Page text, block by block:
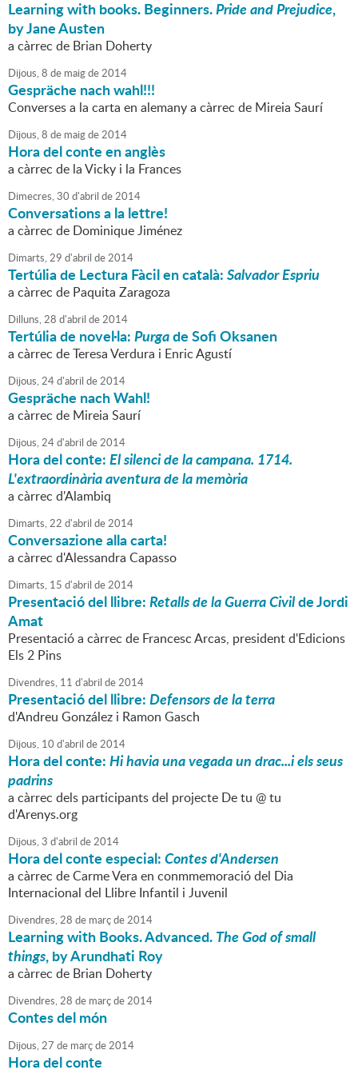
Learning with books. Beginners.Pride and Prejudice,
by Jane Austen
a càrrec de Brian Doherty
Dijous,8 de maigde2014
Gespräche nach wahl!!!
Converses a la carta en alemany a càrrec de Mireia Saurí
Dijous,8 de maigde2014
Hora del conte en anglès
a càrrec de la Vicky i la Frances
Dimecres,30 d'abril de2014
Conversations a la lettre!
a càrrec de Dominique Jiménez
Dimarts,29 d'abril de2014
Tertúlia de Lectura Fàcil en català:Salvador Espriu
a càrrec de Paquita Zaragoza
Dilluns,28 d'abril de2014
Tertúlia de novel·la:Purgade Sofi Oksanen
a càrrec de Teresa Verdura i Enric Agustí
Dijous,24d'abril de2014
Gespräche nach Wahl!
a càrrec de Mireia Saurí
Dijous,24d'abril de2014
Hora del conte:El silenci de la campana. 1714.
L'extraordinària aventura de la memòria
a càrrec d'Alambiq
Dimarts,22 d'abril de2014
Conversazione alla carta!
a càrrec d'Alessandra Capasso
Dimarts, 15 d'abril de2014
Presentació del llibre:Retalls de la Guerra Civilde Jordi
Amat
Presentació a càrrec de Francesc Arcas, president d'Edicions
Els 2 Pins
Divendres, 11 d'abril de2014
Presentació del llibre:Defensors de la terra
d'Andreu González i Ramon Gasch
Dijous, 10 d'abril de2014
Hora del conte:Hi havia una vegada un drac...i els seus
padrins
a càrrec dels participants del projecte De tu @ tu
d'Arenys.org
Dijous,3 d'abril de2014
Hora del conte especial:Contes d'Andersen
a càrrec de Carme Vera en conmmemoració del Dia
Internacional del Llibre Infantil i Juvenil
Divendres,28 de marçde2014
Learning with Books. Advanced.The God of small
things, by Arundhati Roy
a càrrec de Brian Doherty
Divendres,28 de marçde2014
Contes del món
Dijous,27 de marçde2014
Hora del conte